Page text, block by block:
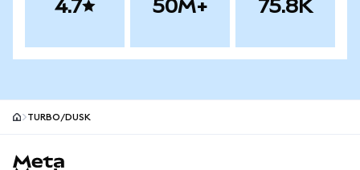
4.7 50M+ 75.8K
TURBO/DUSK